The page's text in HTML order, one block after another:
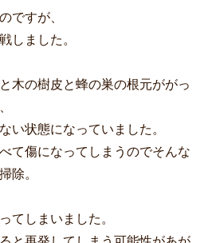
ですが、
しました。
木の樹皮と蜂の巣の根元ががっ
い状態になっていました。
て傷になってしまうのでそんな
除。
てしまいました。